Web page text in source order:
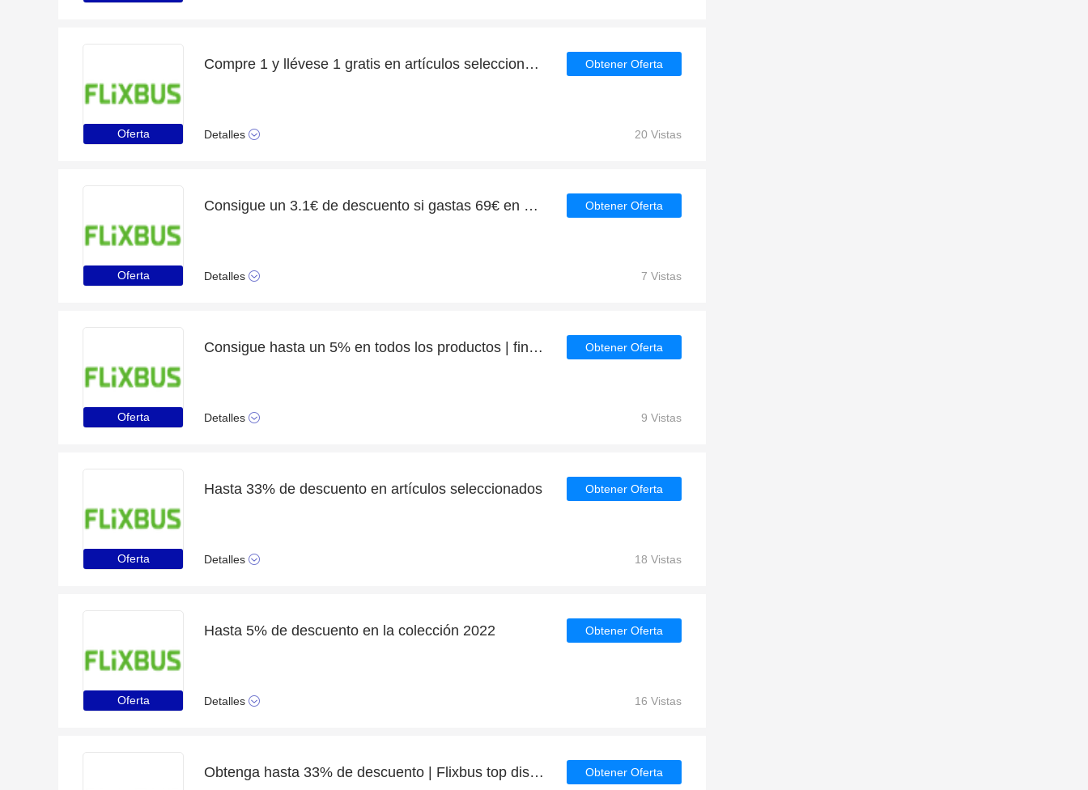
Oferta
Compre 1 y llévese 1 gratis en artículos seleccionados | caduca pronto
Detalles
Obtener Oferta
20 Vistas
Oferta
Consigue un 3.1€ de descuento si gastas 69€ en Flixbus
Detalles
Obtener Oferta
7 Vistas
Oferta
Consigue hasta un 5% en todos los productos | finaliza pronto
Detalles
Obtener Oferta
9 Vistas
Oferta
Hasta 33% de descuento en artículos seleccionados
Detalles
Obtener Oferta
18 Vistas
Oferta
Hasta 5% de descuento en la colección 2022
Detalles
Obtener Oferta
16 Vistas
Obtenga hasta 33% de descuento | Flixbus top discount Obtener Oferta